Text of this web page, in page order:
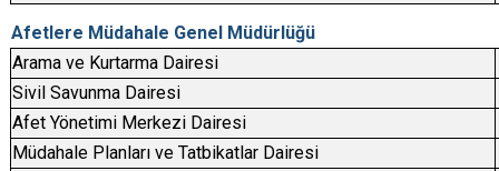
Afetlere Müdahale Genel Müdürlüğü
Arama ve Kurtarma Dairesi
Sivil Savunma Dairesi
Afet Yönetimi Merkezi Dairesi
Müdahale Planları ve Tatbikatlar Dairesi